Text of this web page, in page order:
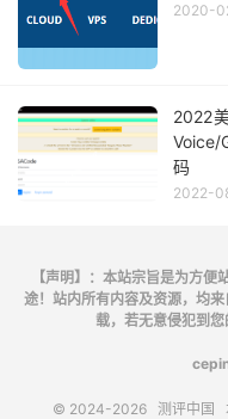
2020-
2022
Voice/
码
2022-
【声明】：本站宗旨是为方
途！站内所有内容及资源，均
载，若无意侵犯到
© 2024-2026 测评中国